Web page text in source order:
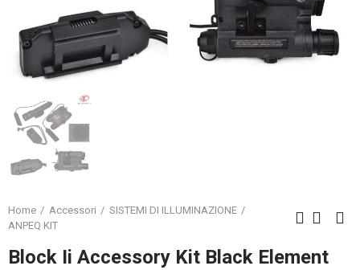
Home Accessori
SISTEMI DI ILLUMINAZIONE
ANPEQ KIT
Block Ii Accessory Kit Black Element